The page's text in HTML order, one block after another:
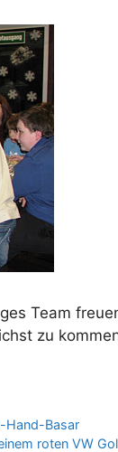
Team
zu
Hand-Basar
roten VW